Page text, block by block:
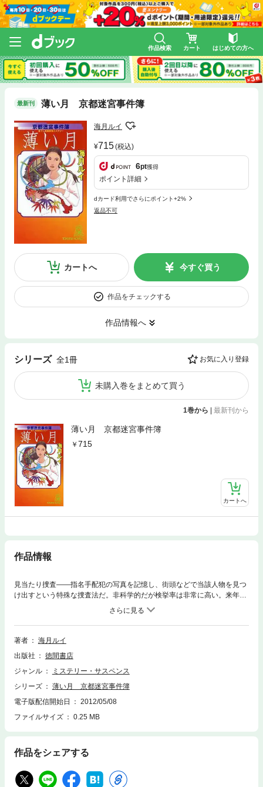
作品検索 カート はじめての方へ
最新刊 薄い月 京都迷宮事件簿
海月ルイ
715(税込)
6pt獲得
ポイント詳細
dカード利用でさらにポイント+2%
返品不可
カートへ 今すぐ買う
作品をチェックする
作品情報へ
シリーズ 全1冊 お気に入り登録
未購入巻をまとめて買う
1巻から 最新刊から
薄い月 京都迷宮事件簿
715
カートへ
作品情報
見当たり捜査――指名手配犯の写真を記憶し、街頭などで当該人物を見つ
け出すという特殊な捜査法だ。非科学的だが検挙率は非常に高い。来年創
設されるノンフィクション大賞に応募するため、フリーライター・夏目潤
子はその取材にあたっていた。常に五百人もの顔写真を頭に叩き込む専従
捜査官のなかでも、警部補の稲垣は天才的な記憶力と識別能力を持ってい
た。だがある日、稲垣は今まで一度もはずしたことのない「アタリ」をは
のリンク先にはジャンプ出来ませんのでご了承下さい。
著者
海月ルイ
出版社
徳間書店
ジャンル
ミステリー・サスペンス
シリーズ
薄い月 京都迷宮事件簿
電子版配信開始日
2012/05/08
ファイルサイズ
0.25 MB
作品をシェアする